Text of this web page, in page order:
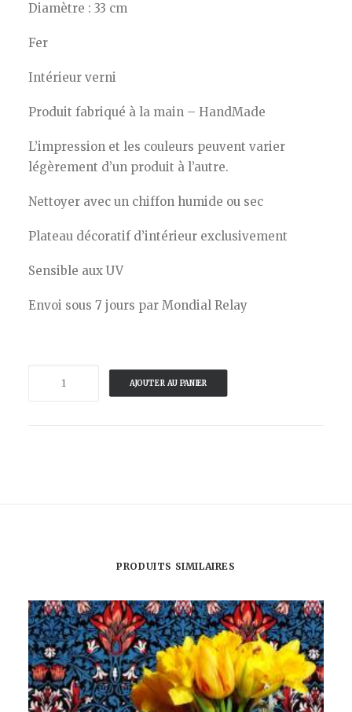
Diamètre : 33 cm
Fer
Intérieur verni
Produit fabriqué à la main – HandMade
L’impression et les couleurs peuvent varier
légèrement d’un produit à l’autre.
Nettoyer avec un chiffon humide ou sec
Plateau décoratif d’intérieur exclusivement
Sensible aux UV
Envoi sous 7 jours par Mondial Relay
AJOUTER AU PANIER
PRODUITS SIMILAIRES